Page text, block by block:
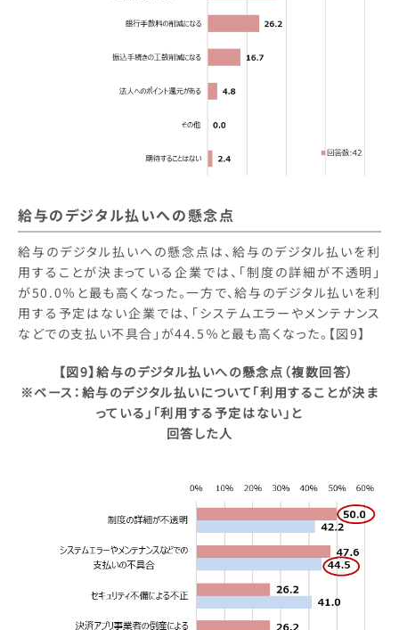
給与のデジタル払いへの懸念点
給与のデジタル払いへの懸念点は、給与のデジタル払いを利
用することが決まっている企業では、「制度の詳細が不透明」
が50.0％と最も高くなった。一方で、給与のデジタル払いを利
用する予定はない企業では、「システムエラーやメンテナンス
などでの支払い不具合」が44.5％と最も高くなった。【図9】
【図9】給与のデジタル払いへの懸念点（複数回答）
※ベース：給与のデジタル払いについて「利用することが決ま
っている」「利用する予定はない」と
回答した人